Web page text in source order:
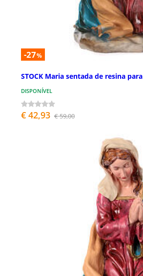
-27%
STOCK Maria sentada de resina
DISPONÍVEL
€ 42,93 € 59,00